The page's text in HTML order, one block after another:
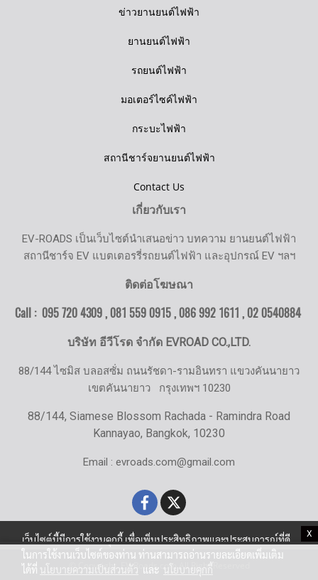
X
ข่าวยานยนต์ไฟฟ้า
ยานยนต์ไฟฟ้า
รถยนต์ไฟฟ้า
มอเตอร์ไซค์ไฟฟ้า
กระบะไฟฟ้า
สถานีชาร์จยานยนต์ไฟฟ้า
Contact Us
เกี่ยวกับเรา
EV-ROADS เป็นเว็บไซต์นำเสนอข่าว บทความ ยานยนต์ไฟฟ้า
สถานีชาร์จ EV แบตเตอรรี่รถยนต์ไฟฟ้า และอุปกรณ์ EV ฯลฯ
ติดต่อโฆษณา
Call : 095 720 4309 , 081 559 0915 , 086 992 1611 ,02 0540884
บริษัท อีวีโรด จำกัด EVROAD CO.,LTD.
88/144 ไซมิส บลอสซั่ม ถนนรัชดา-รามอินทรา แขวงคันนายาว
เขตคันนายาว กรุงเทพฯ 10230
88/144, Siamese Blossom Rachada - Ramindra Road
Kannayao, Bangkok, 10230
Email : evroads.com@gmail.com
© Copyright EV-Roads.com All Right Reserved
เว็บไซต์นี้มีการใช้งานคุกกี้ เพื่อเพิ่มประสิทธิภาพและประสบการณ์ที่ดี
ในการใช้งานเว็บไซต์ของท่าน ท่านสามารถอ่านรายละเอียดเพิ่มเติม
ได้ที่ นโยบายความเป็นส่วนตัว และ นโยบายคุกกี้